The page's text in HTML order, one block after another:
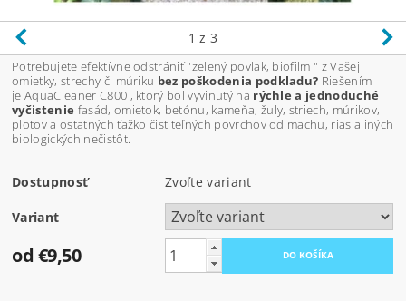
1 z 3
Potrebujete efektívne odstrániť "zelený povlak, biofilm " z Vašej
omietky, strechy či múriku bez poškodenia podkladu? Riešením
je AquaCleaner C800 , ktorý bol vyvinutý na rýchle a jednoduché
vyčistenie fasád, omietok, betónu, kameňa, žuly, striech, múrikov,
plotov a ostatných ťažko čistiteľných povrchov od machu, rias a iných
biologických nečistôt.
Dostupnosť Zvoľte variant
Variant
od €9,50